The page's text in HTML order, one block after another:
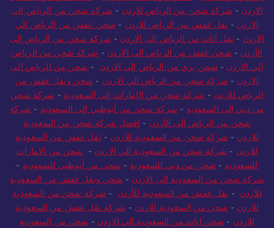
الاردن - شركة شحن من الرياض للاردن - شركة شحن من الرياض الى
الاردن - نقل عفش من الرياض للاردن - شحن عفش من الرياض الي
الاردن - نقل اثاث من الرياض الى الاردن - شركة شحن من الرياض إلى
الأردن - شحن عفش من الرياض الى الاردن - شركة شحن من الرياض
الي الاردن - شحن بري من الرياض الى الاردن - شحن من الرياض الى
الاردن - شركة شحن من الرياض الي الاردن - شحن ونقل عفش من
الرياض للاردن - شركة شحن من الإمارات إلى السعودية - شركة شحن
من دبي إلى السعودية - شركة شحن من أبوظبي إلى السعودية - شركة
شحن من الرياض الى الأردن - افضل شركة شحن من السعودية
للاردن - شركة شحن من السعودية للاردن - نقل عفش من السعودية
للاردن - شركة شحن من السعودية الي الاردن - شحن من الامارات
للسعودية - شحن من دبي للسعودية - شحن من أبوظبي للسعودية -
شركة شحن من السعودية الى الاردن - شحن ونقل عفش من السعودية
للاردن - نقل عفش من السعودية للأردن - شركة شحن من السعودية
للاردن - شحن من السعودية للاردن - شركة نقل عفش من السعودية
للاردن - شحن اثاث من السعودية الي الاردن - شحن من السعودية